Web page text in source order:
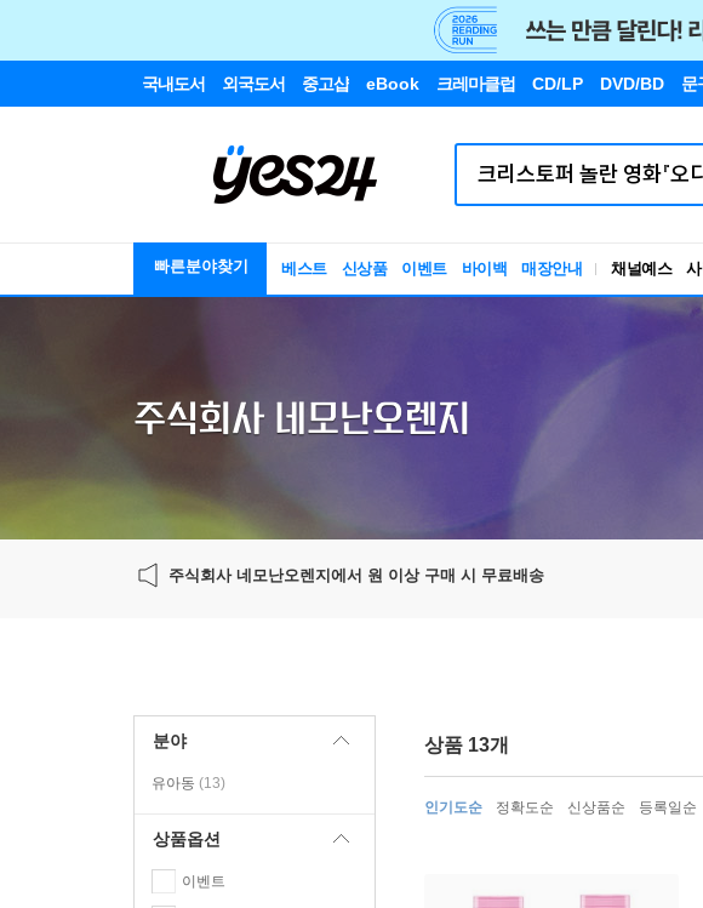
국내도서 외국도서 중고샵 eBook 크레마클럽 CD/LP DVD/BD 문
빠른분야찾기 베스트 신상품 이벤트 바이백 매장안내 채널예스
주식회사 네모난오렌지
주식회사 네모난오렌지에서 원 이상 구매 시 무료배송
분야
유아동 (13)
상품옵션
이벤트
상품 13개
인기도순 정확도순 신상품순 등록일순